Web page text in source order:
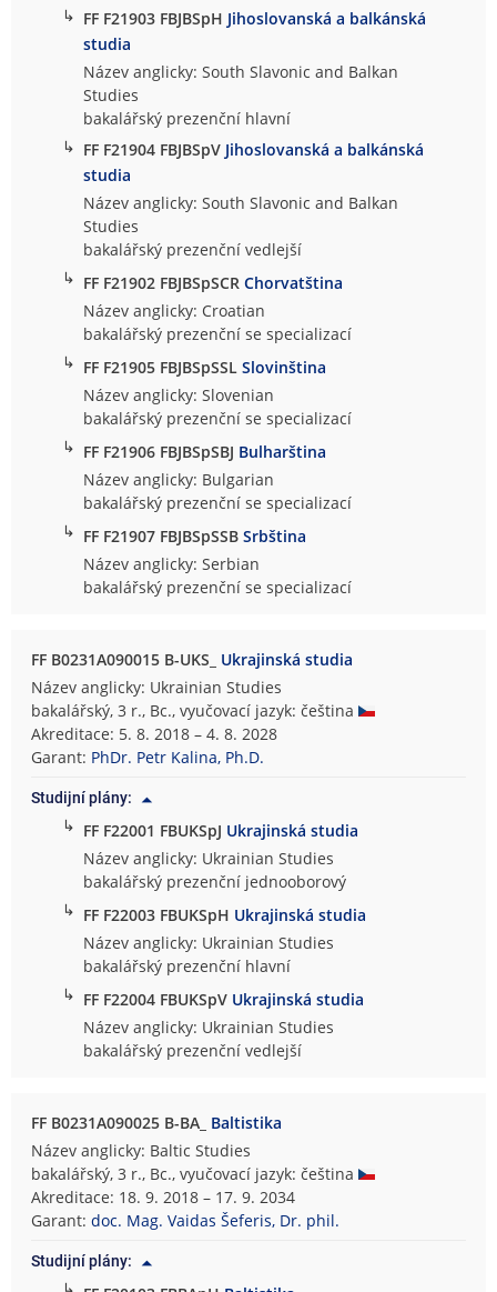
↳ FF F21903 FBJBSpH Jihoslovanská a balkánská
studia
Název anglicky: South Slavonic and Balkan
Studies
bakalářský prezenční hlavní
↳ FF F21904 FBJBSpV Jihoslovanská a balkánská
studia
Název anglicky: South Slavonic and Balkan
Studies
bakalářský prezenční vedlejší
↳ FF F21902 FBJBSpSCRChorvatština
Název anglicky: Croatian
bakalářský prezenční se specializací
↳ FF F21905 FBJBSpSSLSlovinština
Název anglicky: Slovenian
bakalářský prezenční se specializací
↳ FF F21906 FBJBSpSBJ Bulharština
Název anglicky: Bulgarian
bakalářský prezenční se specializací
↳ FF F21907 FBJBSpSSBSrbština
Název anglicky: Serbian
bakalářský prezenční se specializací
FF B0231A090015 B-UKS_ Ukrajinská studia
Název anglicky: Ukrainian Studies
bakalářský, 3 r., Bc., vyučovací jazyk: čeština
Akreditace: 5. 8. 2018 – 4. 8. 2028
Garant: PhDr. Petr Kalina, Ph.D.
Studijní plány:
↳ FF F22001 FBUKSpJ Ukrajinská studia
Název anglicky: Ukrainian Studies
bakalářský prezenční jednooborový
↳ FF F22003 FBUKSpH Ukrajinská studia
Název anglicky: Ukrainian Studies
bakalářský prezenční hlavní
↳ FF F22004 FBUKSpV Ukrajinská studia
Název anglicky: Ukrainian Studies
bakalářský prezenční vedlejší
FF B0231A090025 B-BA_ Baltistika
Název anglicky: Baltic Studies
bakalářský, 3 r., Bc., vyučovací jazyk: čeština
Akreditace: 18. 9. 2018 – 17. 9. 2034
Garant:doc. Mag. Vaidas Šeferis, Dr. phil.
Studijní plány: